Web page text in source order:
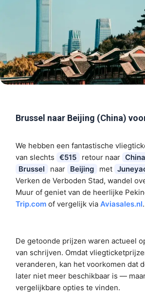
Brussel naar Beijing (China)
We hebben een fantastische
van slechts €515 retour naar China
Brussel
naar Beijing met
Verken de Verboden Stad, wandel
Muur of geniet van de heerlijke
Trip.com of vergelijk via Aviasales.nl.
De getoonde prijzen waren actueel
van schrijven. Omdat
veranderen, kan het voorkomen dat
later niet meer beschikbaar is —
vergelijkbare opties te vinden.